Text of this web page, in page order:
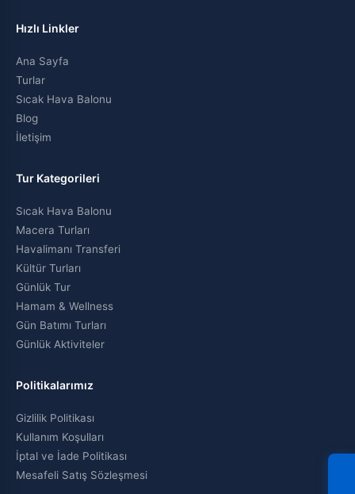
Hızlı Linkler
Ana Sayfa
Turlar
Sıcak Hava Balonu
Blog
İletişim
Tur Kategorileri
Sıcak Hava Balonu
Macera Turları
Havalimanı Transferi
Kültür Turları
Günlük Tur
Hamam & Wellness
Gün Batımı Turları
Günlük Aktiviteler
Politikalarımız
Gizlilik Politikası
Kullanım Koşulları
İptal ve İade Politikası
Mesafeli Satış Sözleşmesi